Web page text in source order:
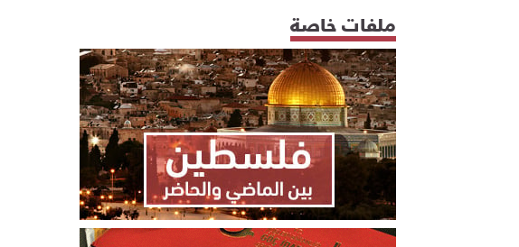
ملفات خاصة